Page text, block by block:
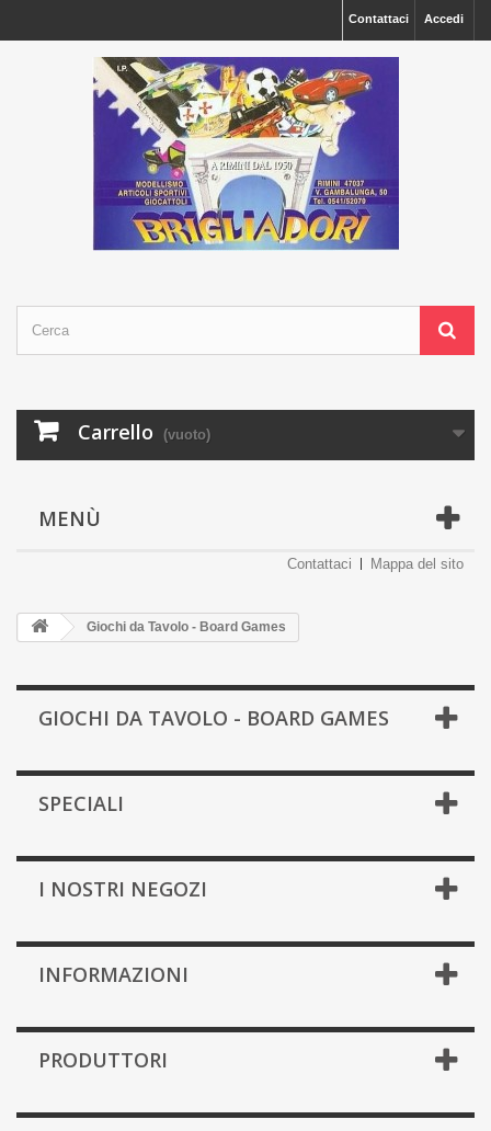
Accedi
Contattaci
Carrello (vuoto)
MENÙ
Contattaci Mappa del sito
Giochi da Tavolo - Board Games
GIOCHI DA TAVOLO - BOARD GAMES
SPECIALI
I NOSTRI NEGOZI
INFORMAZIONI
PRODUTTORI